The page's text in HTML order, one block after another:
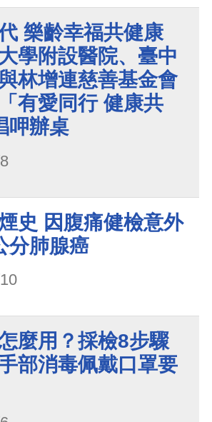
樂齡幸福共健康
學附設醫院、臺中
林增連慈善基金會
有愛同行 健康共
呷辦桌
史 因腹痛健檢意外
分肺腺癌
麼用？採檢8步驟
部消毒佩戴口罩要